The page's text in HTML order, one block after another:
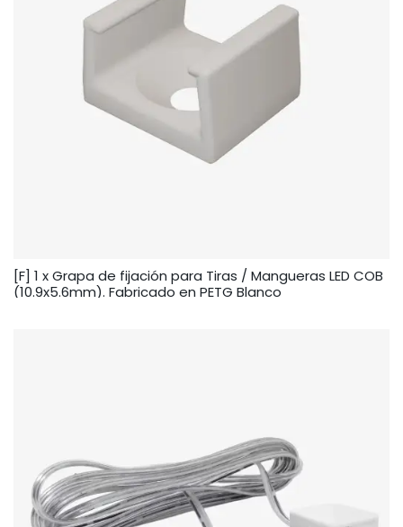
[F] 1 x Grapa de fijación para Tiras / Mangueras LED COB
(10.9x5.6mm). Fabricado en PETG Blanco